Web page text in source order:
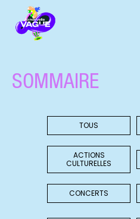
SOMMAIRE
TOUS
ACTIONS
CULTURELLES
CONCERTS